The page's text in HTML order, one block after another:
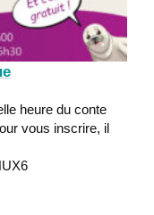
heure du conte
vous inscrire, il